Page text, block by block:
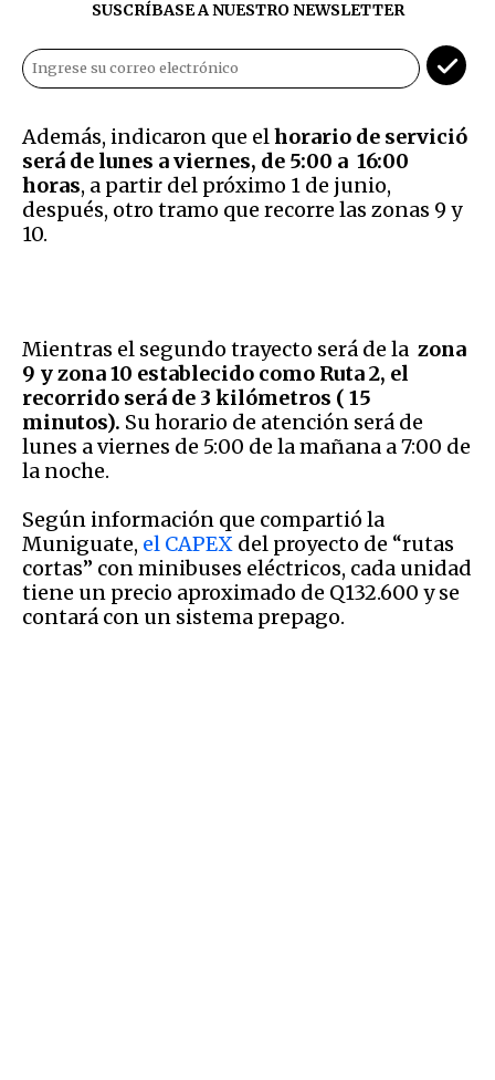
SUSCRÍBASE A NUESTRO NEWSLETTER
Además, indicaron que elhorario de servició
será de lunes a viernes, de 5:00 a 16:00
horas, a partir del próximo 1 de junio,
después, otro tramo que recorre las zonas 9 y
10.
Mientras el segundo trayecto será de la zona
9 y zona 10 establecido como Ruta 2, el
recorrido será de 3 kilómetros ( 15
minutos). Su horario de atención será de
lunes a viernes de 5:00 de la mañana a 7:00 de
la noche.
Según información que compartió la
Muniguate, el CAPEX del proyecto de “rutas
cortas” con minibuses eléctricos, cada unidad
tiene un precio aproximado de Q132.600 y se
contará con un sistema prepago.